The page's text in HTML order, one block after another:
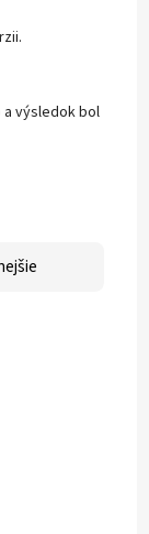
výsledok bol